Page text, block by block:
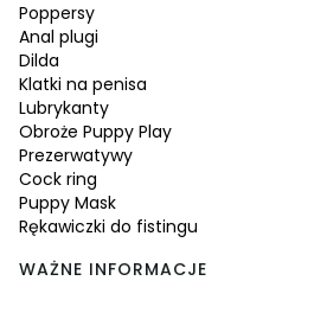
Poppersy
Anal plugi
Dilda
Klatki na penisa
Lubrykanty
Obroże Puppy Play
Prezerwatywy
Cock ring
Puppy Mask
Rękawiczki do fistingu
WAŻNE INFORMACJE